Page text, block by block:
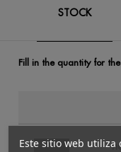
STOCK
Fill in the quantity for
Este sitio web utiliza